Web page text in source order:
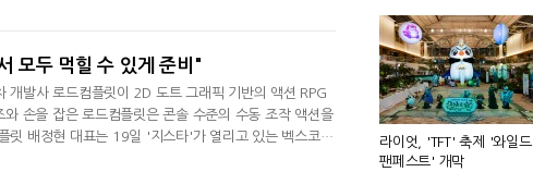
렌다"며 "훌륭한 그래픽으로 보자마자 기대하게 만드는
모두 먹힐 수 있게 준비"
발사 로드컴플릿이 2D 도트 그래픽 기반의 액션 RPG
손을 잡은 로드컴플릿은 콘솔 수준의 수동 조작 액션을
릿 배정현 대표는 19일 '지스타'가 열리고 있는 벡스코에
달리고 헌혈하고…'블루아
카카오게임즈, 내년 흑자 전
라이엇, 'TFT' 축제 '와일드
팬페스트' 개막